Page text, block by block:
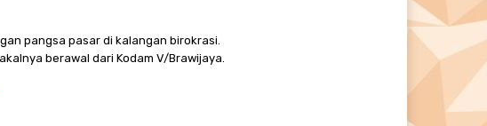
pangsa pasar di kalangan birokrasi.
berawal dari Kodam V/Brawijaya.